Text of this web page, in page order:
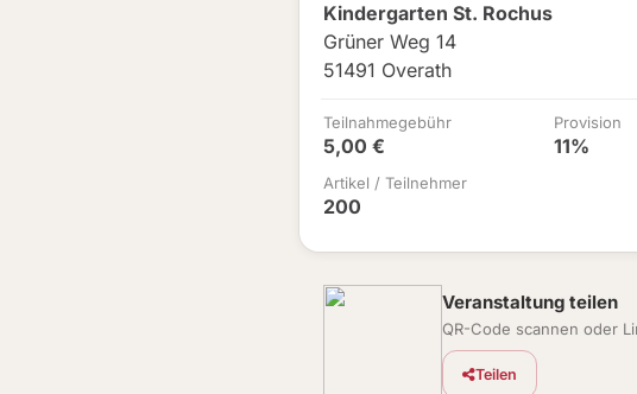
Kindergarten St. Rochus
Grüner Weg 14
51491 Overath
Teilnahmegebühr
5,00 €
Provision
11%
Artikel / Teilnehmer
200
Veranstaltung teilen
QR-Code scannen oder
Teilen